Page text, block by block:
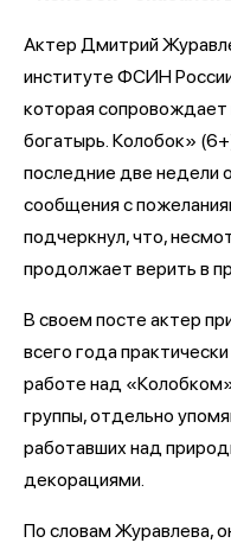
Актер Дмитрий
институте ФСИН
которая
богатырь. Колобок»
последние две недели
сообщения с
подчеркнул, что,
продолжает верить в
В своем посте актер
всего года
работе над
группы, отдельно
работавших над
декорациями.
По словам Журавлева,